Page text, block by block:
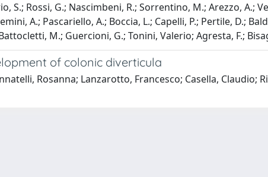
S.; Rossi, G.; Nascimbeni, R.; Sorrentino, M.; Arezzo,
A.; Pascariello, A.; Boccia, L.; Capelli, P.; Pertile, D.;
M.; Guercioni, G.; Tonini, Valerio; Agresta, F.;
of colonic diverticula
Rosanna; Lanzarotto, Francesco; Casella, Claudio;